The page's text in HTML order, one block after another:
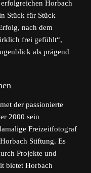
Horbach
Stück für Stück
nach dem
frei gefühlt“,
als prägend
der passionierte
2000 sein
Freizeitfotograf
Stiftung. Es
Projekte und
bietet Horbach